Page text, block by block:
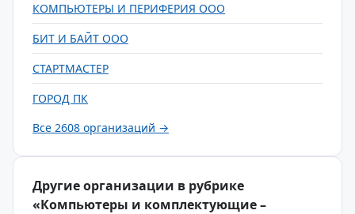
КОМПЬЮТЕРЫ И ПЕРИФЕРИЯ ООО
БИТ И БАЙТ ООО
СТАРТМАСТЕР
ГОРОД ПК
Все 2608 организаций →
Другие организации в рубрике
«Компьютеры и комплектующие –